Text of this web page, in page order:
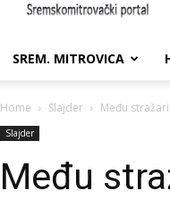
SREM. MITROVICA
Home Slajder Među
Slajder
Među